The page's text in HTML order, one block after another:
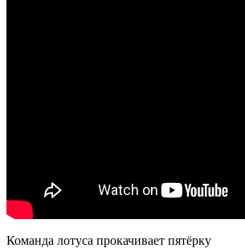
Команда лотуса прокачивает пятёрку